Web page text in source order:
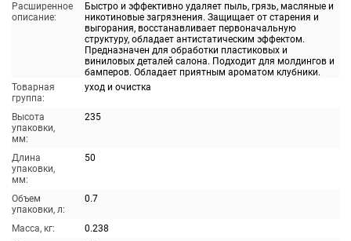
Расширенное
описание:
Быстро и эффективно удаляет пыль, грязь, масляные и
никотиновые загрязнения. Защищает от старения и
выгорания, восстанавливает первоначальную
структуру, обладает антистатическим эффектом.
Предназначен для обработки пластиковых и
виниловых деталей салона. Подходит для молдингов и
бамперов. Обладает приятным ароматом клубники.
Товарная
группа:
уход и очистка
Высота
упаковки,
мм:
235
Длина
упаковки,
мм:
50
Объем
упаковки, л:
0.7
Масса, кг:
0.238